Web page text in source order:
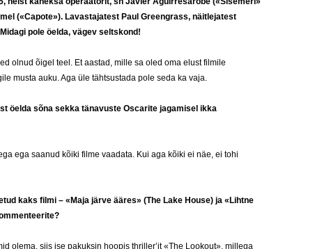
(«Capote»). Lavastajatest Paul Greengrass, näitlejatest
pole öelda, vägev seltskond!
olnud õigel teel. Et aastad, mille sa oled oma elust filmile
musta auku. Aga üle tähtsustada pole seda ka vaja.
öelda sõna sekka tänavuste Oscarite jagamisel ikka
ega saanud kõiki filme vaadata. Kui aga kõiki ei näe, ei tohi
kaks filmi – «Maja järve ääres» (The Lake House) ja «Lihtne
olema, siis ise pakuksin hoopis thriller’it «The Lookout», millega